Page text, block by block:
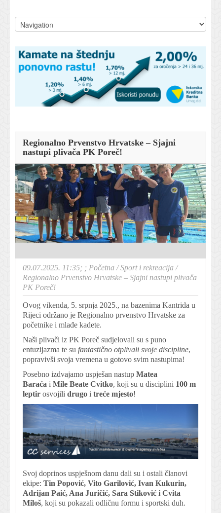
Regionalno Prvenstvo Hrvatske – Sjajni
nastupi plivača PK Poreč!
09.07.2025. 11:35; ; Početna /Sport i rekreacija /
Regionalno Prvenstvo Hrvatske – Sjajni nastupi plivača
PK Poreč!
Ovog vikenda, 5. srpnja 2025., na bazenima Kantrida u
Rijeci održano je Regionalno prvenstvo Hrvatske za
početnike i mlađe kadete.
Naši plivači iz PK Poreč sudjelovali su s puno
entuzijazma te su fantastično otplivali svoje discipline,
popravivši svoja vremena u gotovo svim nastupima!
Posebno izdvajamo uspješan nastup Matea
Baraća i Mile Beate Cvitko, koji su u disciplini 100 m
leptir osvojili drugo i treće mjesto!
Svoj doprinos uspješnom danu dali su i ostali članovi
ekipe: Tin Popović, Vito Garilović, Ivan Kukurin,
Adrijan Paić, Ana Juričić, Sara Stiković i Cvita
Miloš, koji su pokazali odličnu formu i sportski duh.